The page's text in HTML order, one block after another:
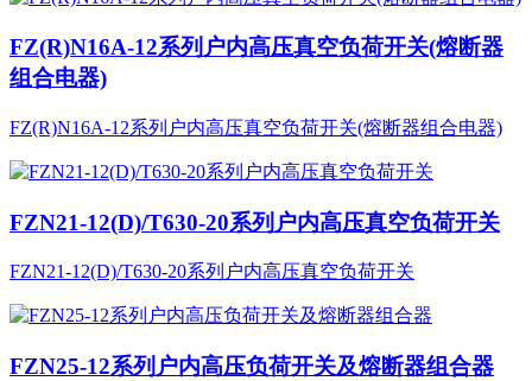
FZ(R)N16A-12系列户内高压真空负荷开关(熔断器
组合电器)
FZ(R)N16A-12系列户内高压真空负荷开关(熔断器组合电器)
FZN21-12(D)/T630-20系列户内高压真空负荷开关
FZN21-12(D)/T630-20系列户内高压真空负荷开关
FZN25-12系列户内高压负荷开关及熔断器组合器